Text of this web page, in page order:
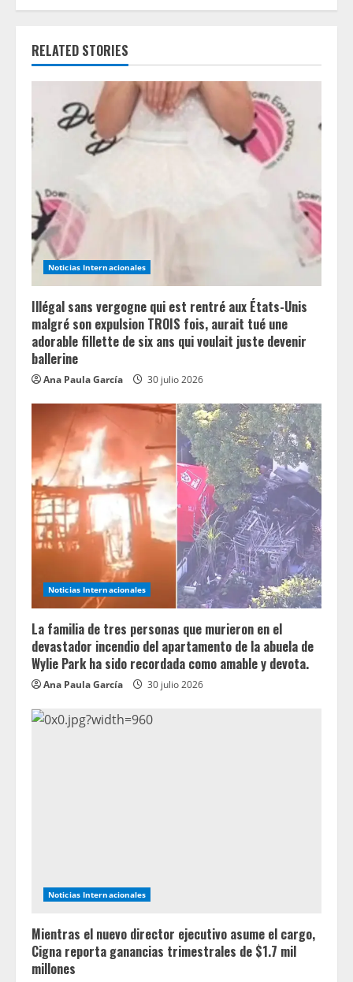
R
a
i
n
g
RELATED STORIES
Noticias Internacionales
Illégal sans vergogne qui est rentré aux États-Unis
malgré son expulsion TROIS fois, aurait tué une
adorable fillette de six ans qui voulait juste devenir
ballerine
Ana Paula García 30 julio 2026
Noticias Internacionales
La familia de tres personas que murieron en el
devastador incendio del apartamento de la abuela de
Wylie Park ha sido recordada como amable y devota.
Ana Paula García 30 julio 2026
Noticias Internacionales
Mientras el nuevo director ejecutivo asume el cargo,
Cigna reporta ganancias trimestrales de $1.7 mil
millones